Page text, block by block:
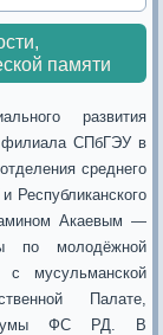
памяти
развития
филиала СПбГЭУ в
среднего
Республиканского
Акаевым —
по молодёжной
с мусульманской
Палате,
думы ФС РД. В